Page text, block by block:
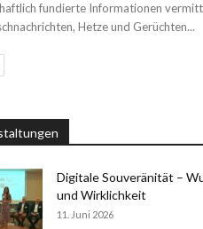
fundierte Informationen
Hetze und Gerüchten...
Digitale Souveränität –
und Wirklichkeit
11. Juni 2026